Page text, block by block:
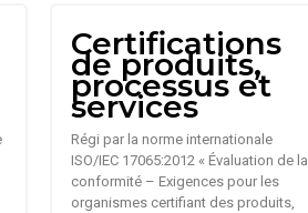
Certifications
de produits,
processus et
services
Régi par la norme internationale
ISO/IEC 17065:2012 « Évaluation de la
conformité – Exigences pour les
organismes certifiant des produits,